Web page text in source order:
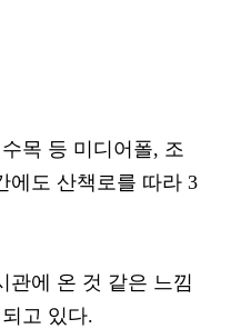
목 등 미디어폴, 조
에도 산책로를 따라 3
관에 온 것 같은 느낌
고 있다.